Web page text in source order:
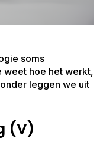
soms
weet hoe het werkt,
leggen we uit
(V)